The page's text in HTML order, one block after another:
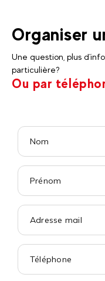
Organiser
Une question, plus
particulière?
Ou par